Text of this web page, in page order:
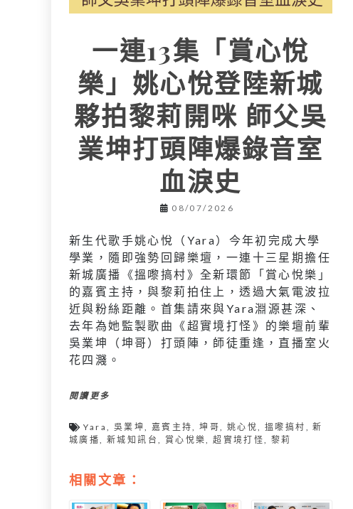
一連13集「賞心悅
樂」姚心悅登陸新城
夥拍黎莉開咪 師父吳
業坤打頭陣爆錄音室
血淚史
08/07/2026
新生代歌手姚心悅（Yara）今年初完成大學
學業，隨即強勢回歸樂壇，一連十三星期擔任
新城廣播《搵嚟搞村》全新環節「賞心悅樂」
的嘉賓主持，與黎莉拍住上，透過大氣電波拉
近與粉絲距離。首集請來與Yara淵源甚深、
去年為她監製歌曲《超實境打怪》的樂壇前輩
吳業坤（坤哥）打頭陣，師徒重逢，直播室火
花四濺。
閱讀更多
Yara, 吳業坤, 嘉賓主持,坤哥, 姚心悅, 搵嚟搞村 ,新
城廣播,新城知訊台, 賞心悅樂,超實境打怪,黎莉
相關文章：